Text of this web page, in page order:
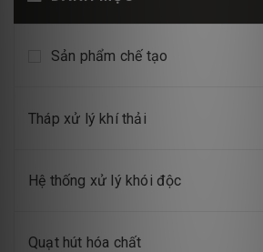
Sản phẩm chế tạo
Tháp xử lý khí thải
Hệ thống xử lý khói độc
Quạt hút hóa chất